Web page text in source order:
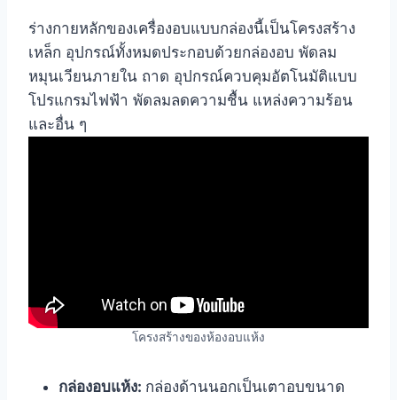
ร่างกายหลักของเครื่องอบแบบกล่องนี้เป็นโครงสร้าง
เหล็ก อุปกรณ์ทั้งหมดประกอบด้วยกล่องอบ พัดลม
หมุนเวียนภายใน ถาด อุปกรณ์ควบคุมอัตโนมัติแบบ
โปรแกรมไฟฟ้า พัดลมลดความชื้น แหล่งความร้อน
และอื่น ๆ
โครงสร้างของห้องอบแห้ง
กล่องอบแห้ง: กล่องด้านนอกเป็นเตาอบขนาด